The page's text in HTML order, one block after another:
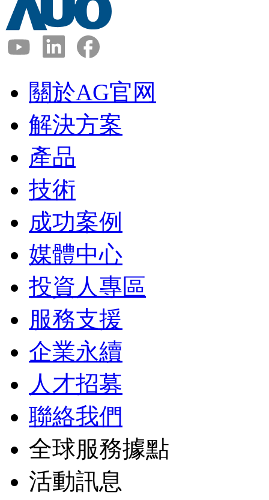
關於AG官网
解決方案
產品
技術
成功案例
媒體中心
投資人專區
服務支援
企業永續
人才招募
聯絡我們
全球服務據點
活動訊息